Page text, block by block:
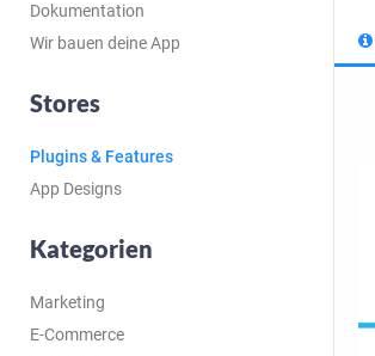
Dokumentation
Wir bauen deine App
Stores
Plugins & Features
App Designs
Kategorien
Marketing
E-Commerce